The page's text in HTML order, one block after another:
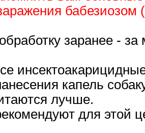
заранее -
капель
лучше.
для этой